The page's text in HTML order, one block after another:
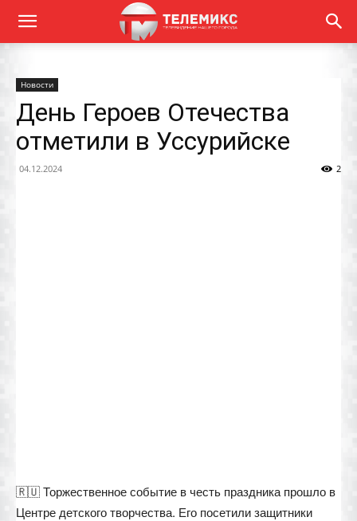
Новости
День Героев Отечества
отметили в Уссурийске
04.12.2024 2
🇷🇺 Торжественное событие в честь праздника прошло в
Центре детского творчества. Его посетили защитники